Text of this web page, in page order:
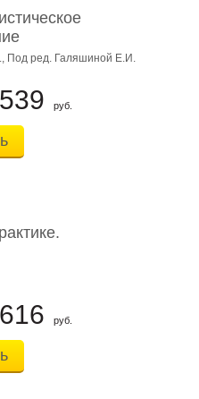
...
Под ред. Галяшиной Е.И.
539 руб.
(пра
616 руб.